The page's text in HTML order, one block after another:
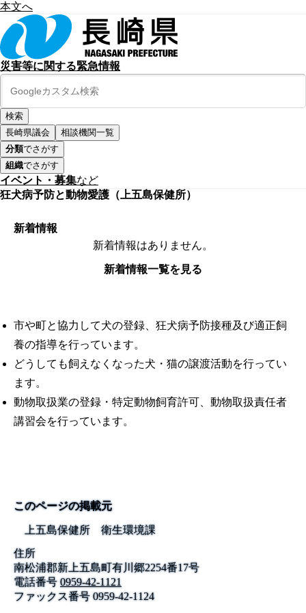
本文へ
災害等に関する緊急情報
長崎県議会
相談機関一覧
分類でさがす
組織でさがす
イベント・募集など
狂犬病予防と動物愛護（上五島保健所）
新着情報
新着情報はありません。
新着情報一覧を見る
市や町と協力して犬の登録、狂犬病予防接種及び適正飼
養の指導を行っています。
どうしても飼えなくなった犬・猫の譲渡活動を行ってい
ます。
動物取扱業の登録・特定動物飼育許可、動物取扱責任者
講習会を行っています。
このページの掲載元
上五島保健所 衛生環境課
住所
南松浦郡新上五島町有川郷2254番17号
電話番号 0959-42-1121
ファックス番号0959-42-1124